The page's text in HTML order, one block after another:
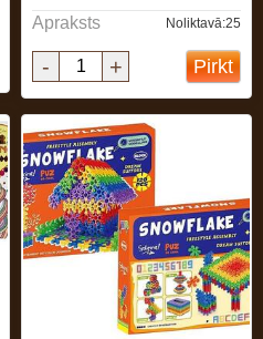
Apraksts Noliktavā:25
- + Pirkt